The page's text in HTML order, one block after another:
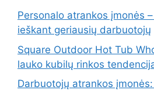
Personalo atrankos įmonės
ieškant geriausių darbuotojų
Square Outdoor Hot Tub
lauko kubilų rinkos
Darbuotojų atrankos